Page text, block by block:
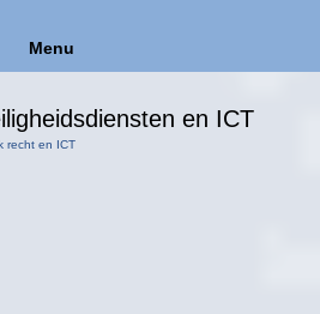
Menu
en ICT
recht en ICT